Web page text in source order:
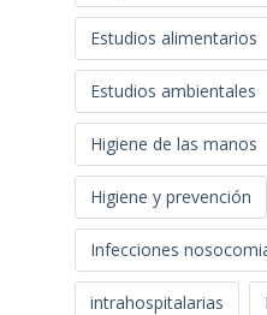
Estudios alimentarios
Estudios ambientales
Higiene de las manos
Higiene y prevención
Infecciones
intrahospitalarias